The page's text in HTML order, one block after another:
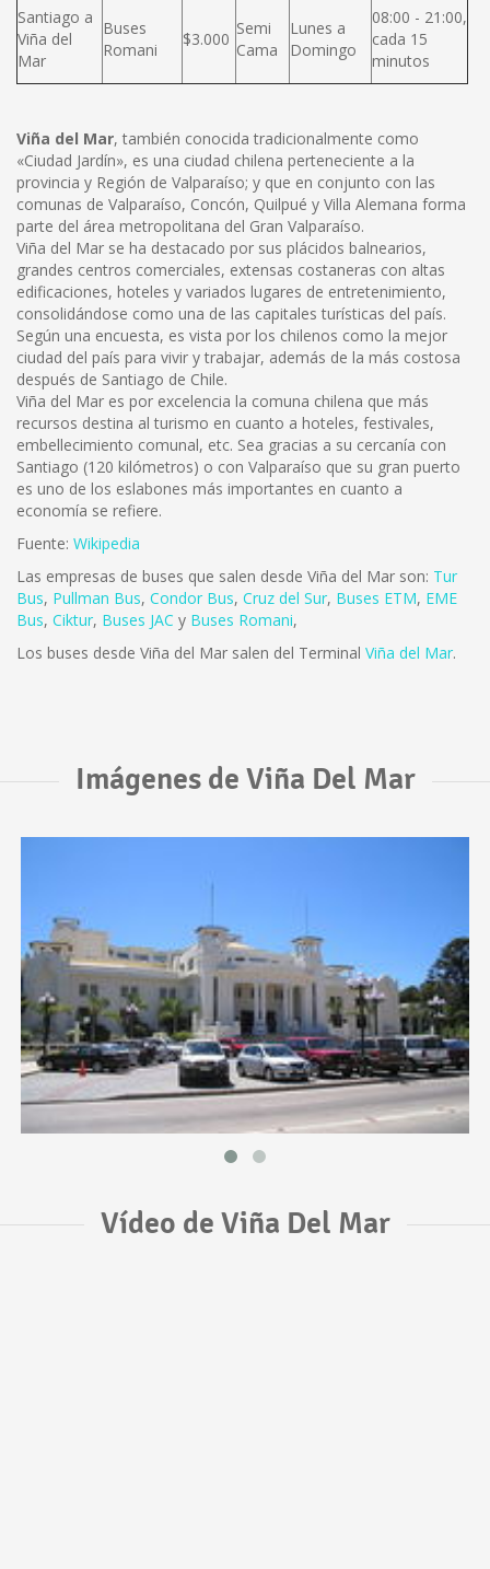
Santiago a
Viña del
Mar
Buses
Romani
$3.000
Semi
Cama
Lunes a
Domingo
08:00 - 21:00,
cada 15
minutos
Viña del Mar, también conocida tradicionalmente como
«Ciudad Jardín», es una ciudad chilena perteneciente a la
provincia y Región de Valparaíso; y que en conjunto con las
comunas de Valparaíso, Concón, Quilpué y Villa Alemana forma
parte del área metropolitana del Gran Valparaíso.
Viña del Mar se ha destacado por sus plácidos balnearios,
grandes centros comerciales, extensas costaneras con altas
edificaciones, hoteles y variados lugares de entretenimiento,
consolidándose como una de las capitales turísticas del país.
Según una encuesta, es vista por los chilenos como la mejor
ciudad del país para vivir y trabajar, además de la más costosa
después de Santiago de Chile.
Viña del Mar es por excelencia la comuna chilena que más
recursos destina al turismo en cuanto a hoteles, festivales,
embellecimiento comunal, etc. Sea gracias a su cercanía con
Santiago (120 kilómetros) o con Valparaíso que su gran puerto
es uno de los eslabones más importantes en cuanto a
economía se refiere.
Fuente: Wikipedia
Las empresas de buses que salen desde Viña del Mar son: Tur
Bus, Pullman Bus, Condor Bus, Cruz del Sur, Buses ETM, EME
Bus, Ciktur, Buses JAC y Buses Romani,
Los buses desde Viña del Mar salen del Terminal Viña del Mar.
Imágenes de Viña Del Mar
Vídeo de Viña Del Mar